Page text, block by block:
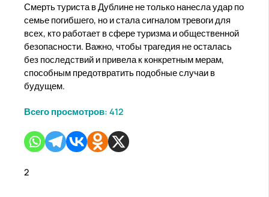
Смерть туриста в Дублине не только нанесла удар по
семье погибшего, но и стала сигналом тревоги для
всех, кто работает в сфере туризма и общественной
безопасности. Важно, чтобы трагедия не осталась
без последствий и привела к конкретным мерам,
способным предотвратить подобные случаи в
будущем.
Всего просмотров: 412
2